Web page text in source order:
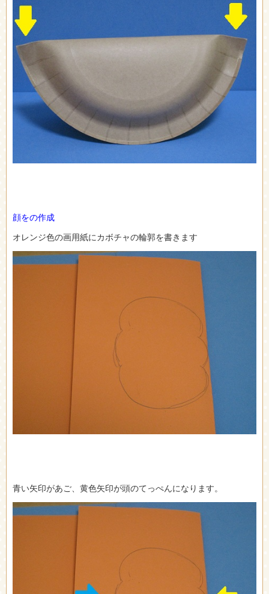
顔をの作成
オレンジ色の画用紙にカボチャの輪郭を書きます
青い矢印があご、黄色矢印が頭のてっぺんになります。